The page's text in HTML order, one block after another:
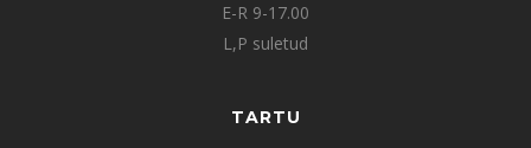
E-R 9-17.00
L,P suletud
TARTU